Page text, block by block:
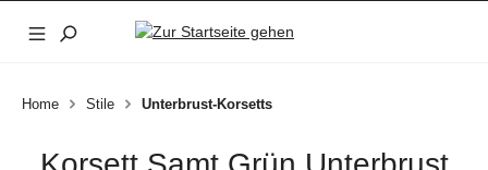
Zum Hauptinhalt springen
Home Stile Unterbrust-Korsetts